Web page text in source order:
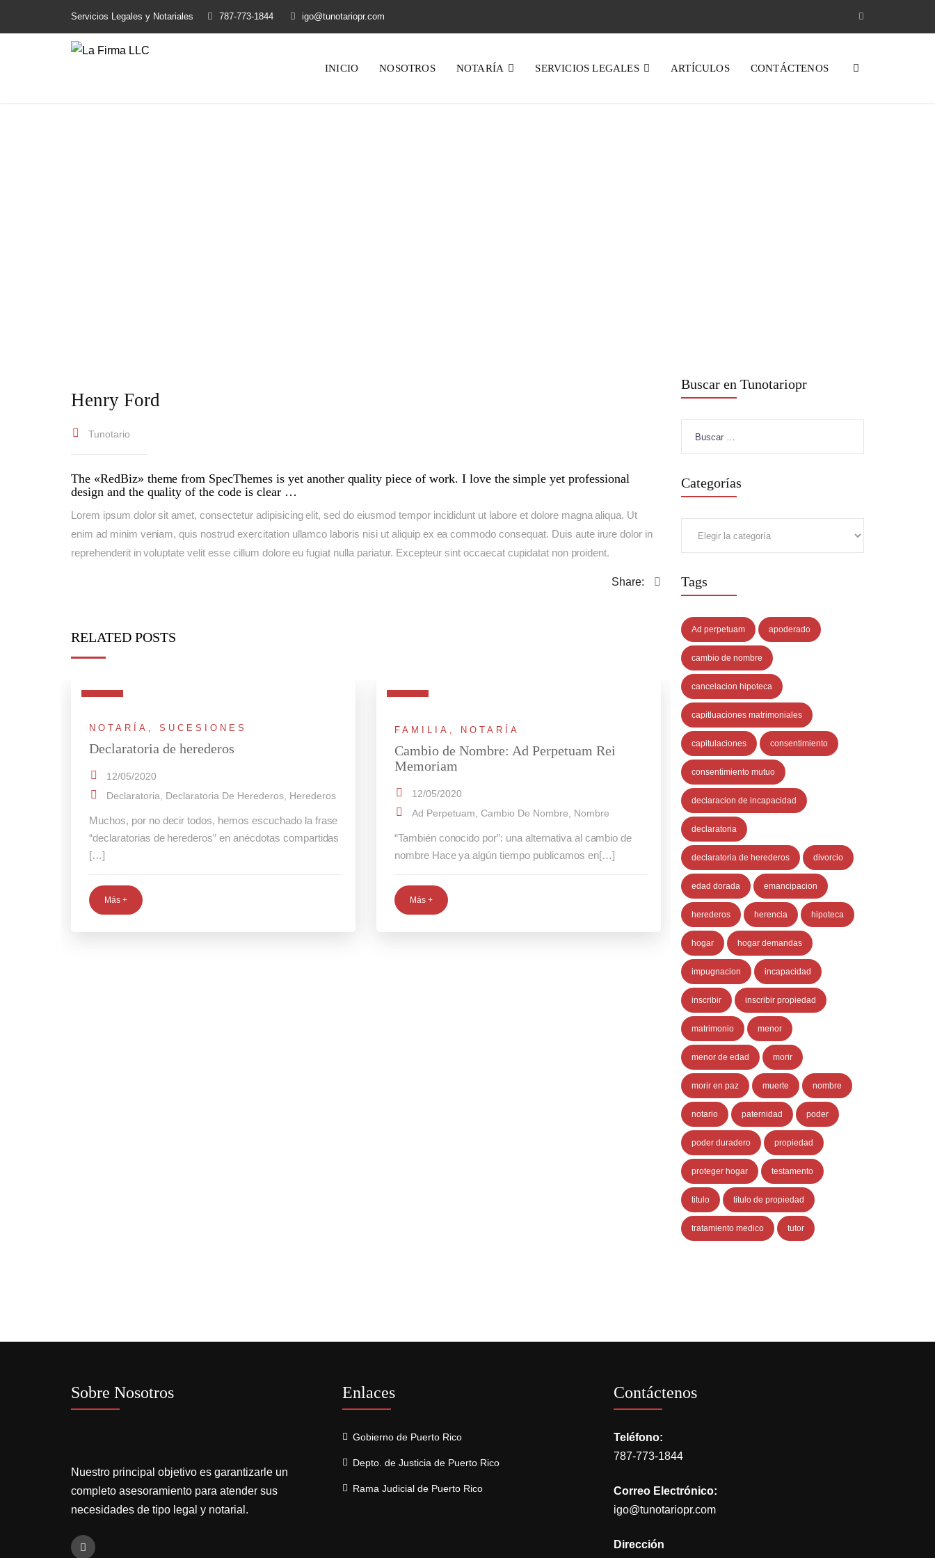
Servicios Legales y Notariales 787-773-1844 igo@tunotariopr.com
INICIO NOSOTROS NOTARÍA SERVICIOS LEGALES ARTÍCULOS CONTÁCTENOS
Henry Ford
Tunotario
The «RedBiz» theme from SpecThemes is yet another quality piece of work. I love the simple yet professional
design and the quality of the code is clear …
Lorem ipsum dolor sit amet, consectetur adipisicing elit, sed do eiusmod tempor incididunt ut labore et dolore magna aliqua. Ut
enim ad minim veniam, quis nostrud exercitation ullamco laboris nisi ut aliquip ex ea commodo consequat. Duis aute irure dolor in
reprehenderit in voluptate velit esse cillum dolore eu fugiat nulla pariatur. Excepteur sint occaecat cupidatat non proident.
Share:
RELATED POSTS
NOTARÍA , SUCESIONES
Declaratoria de herederos
12/05/2020
Declaratoria
Declaratoria De Herederos Herederos
Muchos, por no decir todos, hemos escuchado la frase
“declaratorias de herederos” en anécdotas compartidas
[…]
Más +
FAMILIA , NOTARÍA
Cambio de Nombre: Ad Perpetuam Rei
Memoriam
12/05/2020
Ad Perpetuam Cambio De Nombre Nombre
“También conocido por”: una alternativa al cambio de
nombre Hace ya algún tiempo publicamos en[…]
Más +
Buscar en Tunotariopr
Categorías
Tags
Ad perpetuam apoderado
cambio de nombre
cancelacion hipoteca
capitluaciones matrimoniales
capitulaciones consentimiento
consentimiento mutuo
declaracion de incapacidad
declaratoria
declaratoria de herederos divorcio
edad dorada emancipacion
herederos herencia hipoteca
hogar hogar demandas
impugnacion incapacidad
inscribir inscribir propiedad
matrimonio menor
menor de edad morir
morir en paz muerte nombre
notario paternidad poder
poder duradero propiedad
proteger hogar testamento
titulo titulo de propiedad
tratamiento medico tutor
Sobre Nosotros
Nuestro principal objetivo es garantizarle un
completo asesoramiento para atender sus
necesidades de tipo legal y notarial.
Enlaces
Gobierno de Puerto Rico
Depto. de Justicia de Puerto Rico
Rama Judicial de Puerto Rico
Contáctenos
Teléfono:
787-773-1844
Correo Electrónico:
igo@tunotariopr.com
Dirección